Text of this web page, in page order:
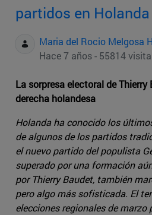
partidos en Holanda
Maria del Rocio Melgosa
Hace 7 años - 55814
La sorpresa electoral de Thierry
derecha holandesa
Holanda ha conocido los
de algunos de los partidos
el nuevo partido del populista
superado por una formación
por Thierry Baudet, también
pero algo más sofisticada. El
elecciones regionales de marzo